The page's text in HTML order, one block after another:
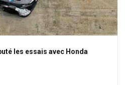
les essais avec Honda